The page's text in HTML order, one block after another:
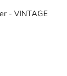
- VINTAGE